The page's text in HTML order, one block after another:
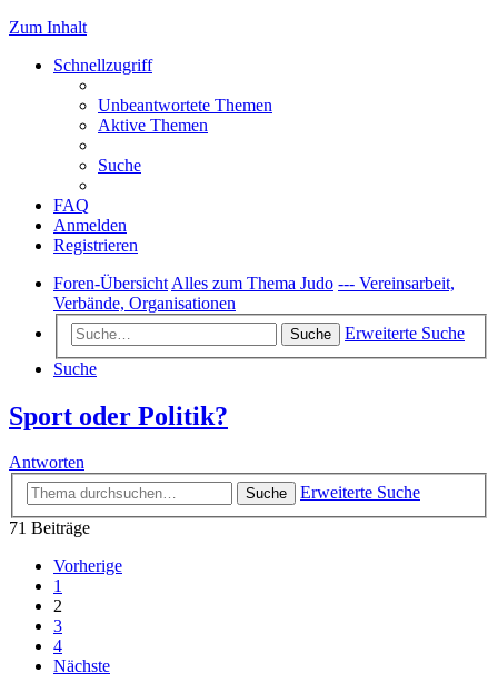
Zum Inhalt
Schnellzugriff
Unbeantwortete Themen
Aktive Themen
Suche
FAQ
Anmelden
Registrieren
Foren-Übersicht Alles zum Thema Judo --- Vereinsarbeit,
Verbände, Organisationen
Suche
Erweiterte Suche
Suche
Sport oder Politik?
Antworten
Suche
Erweiterte Suche
71 Beiträge
Vorherige
1
2
3
4
Nächste